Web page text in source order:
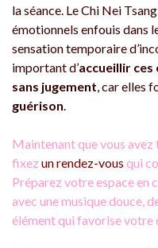
la séance. Le Chi Nei
émotionnels enfouis dans
sensation temporaire
important d’accueillir
sans jugement, car elles
guérison.
Maintenant que vous
fixez un rendez-vous qui
Préparez votre espace en
avec une musique douce,
élément qui favorise votre